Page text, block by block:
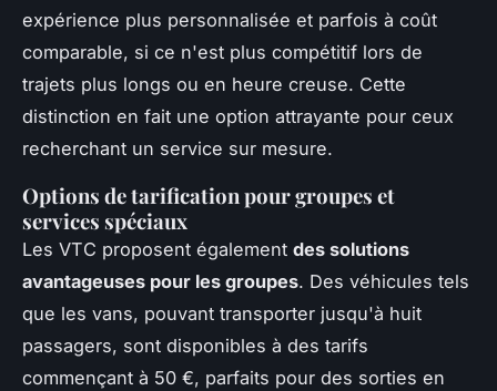
expérience plus personnalisée et parfois à coût
comparable, si ce n'est plus compétitif lors de
trajets plus longs ou en heure creuse. Cette
distinction en fait une option attrayante pour ceux
recherchant un service sur mesure.
Options de tarification pour groupes et
services spéciaux
Les VTC proposent également des solutions
avantageuses pour les groupes. Des véhicules tels
que les vans, pouvant transporter jusqu'à huit
passagers, sont disponibles à des tarifs
commençant à 50 €, parfaits pour des sorties en